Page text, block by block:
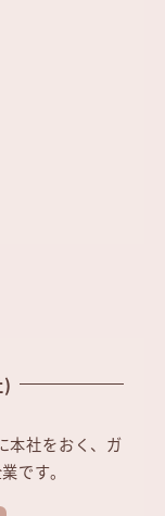
本社をおく、ガ
です。